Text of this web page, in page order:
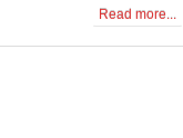
Read more...